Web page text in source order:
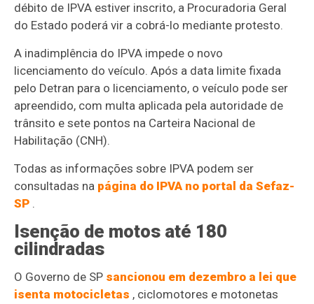
débito de IPVA estiver inscrito, a Procuradoria Geral
do Estado poderá vir a cobrá-lo mediante protesto.
A inadimplência do IPVA impede o novo
licenciamento do veículo. Após a data limite fixada
pelo Detran para o licenciamento, o veículo pode ser
apreendido, com multa aplicada pela autoridade de
trânsito e sete pontos na Carteira Nacional de
Habilitação (CNH).
Todas as informações sobre IPVA podem ser
consultadas na página do IPVA no portal da Sefaz-
SP .
Isenção de motos até 180
cilindradas
O Governo de SP sancionou em dezembro a lei que
isenta motocicletas , ciclomotores e motonetas